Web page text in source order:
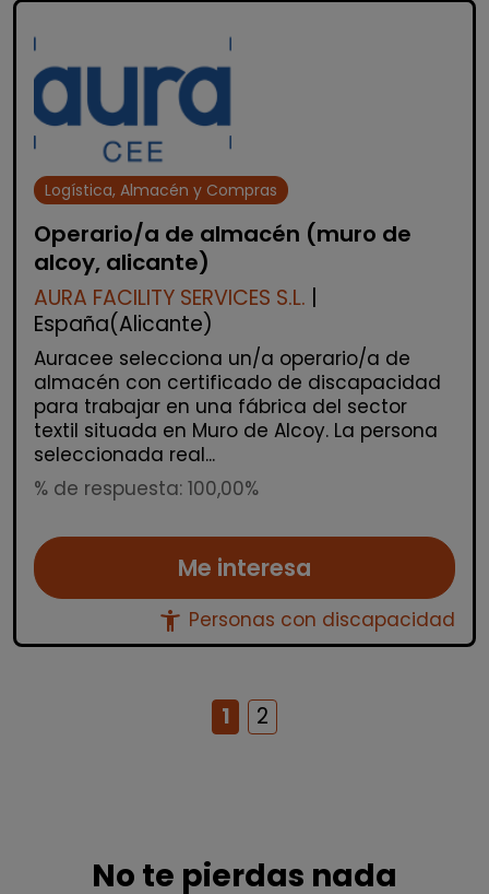
Logística, Almacén y Compras
Operario/a de almacén (muro de
alcoy, alicante)
AURA FACILITY SERVICES S.L.
España(Alicante)
Auracee selecciona un/a operario/a de
almacén con certificado de discapacidad
para trabajar en una fábrica del sector
textil situada en Muro de Alcoy. La persona
seleccionada real...
% de respuesta: 100,00%
Me interesa
accessibility_new Personas con discapacidad
1 2
No te pierdas nada